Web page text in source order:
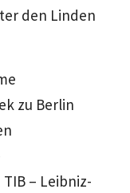
den Linden
zu Berlin
– Leibniz-